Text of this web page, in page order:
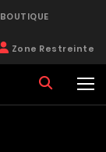
Zone Restreinte